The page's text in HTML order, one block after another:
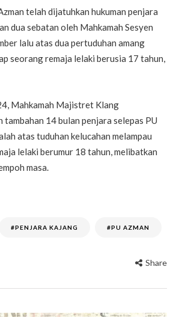
telah dijatuhkan hukuman penjara
dua sebatan oleh Mahkamah Sesyen
lalu atas dua pertuduhan amang
seorang remaja lelaki berusia 17 tahun,
Mahkamah Majistret Klang
tambahan 14 bulan penjara selepas PU
atas tuduhan kelucahan melampau
lelaki berumur 18 tahun, melibatkan
masa.
#PENJARA KAJANG #PU AZMAN
Share